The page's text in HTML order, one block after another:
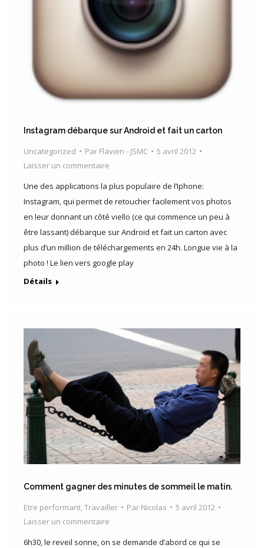
Instagram débarque sur Android et fait un carton
Uncategorized Par Flavien - JSMC
5 avril 2012
Laisser un commentaire
Une des applications la plus populaire de l’Iphone:
Instagram, qui permet de retoucher facilement vos photos
en leur donnant un côté viello (ce qui commence un peu à
être lassant) débarque sur Android et fait un carton avec
plus d’un million de téléchargements en 24h. Longue vie à la
photo ! Le lien vers google play
Détails
Comment gagner des minutes de sommeil le matin.
Etre performant,Travailler Par Nicolas
5 avril 2012
Laisser un commentaire
6h30, le reveil sonne, on se demande d’abord ce qui se